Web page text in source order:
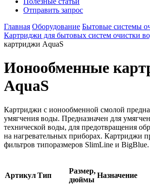
Отправить запрос
Главная Оборудование Бытовые системы
Картриджи для бытовых систем очистки
картриджи AquaS
Ионообменные
AquaS
Картриджи с ионообменной смолой
умягчения воды. Предназначен для
технической воды, для предотвращения
на нагревательных приборах. Картриджи
фильтров типоразмеров SlimLine и BigBlue.
АртикулТип
Размер,
дюймы
Назначение